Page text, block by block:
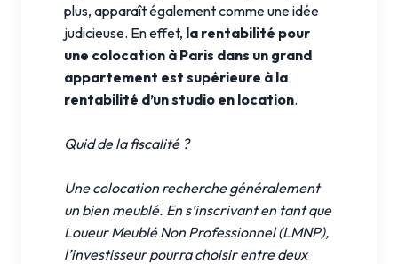
plus, apparaît également comme une idée
judicieuse. En effet, la rentabilité pour
une colocation à Paris dans un grand
appartement est supérieure à la
rentabilité d’un studio en location.
Quid de la fiscalité ?
Une colocation recherche généralement
un bien meublé. En s’inscrivant en tant que
Loueur Meublé Non Professionnel (LMNP),
l’investisseur pourra choisir entre deux